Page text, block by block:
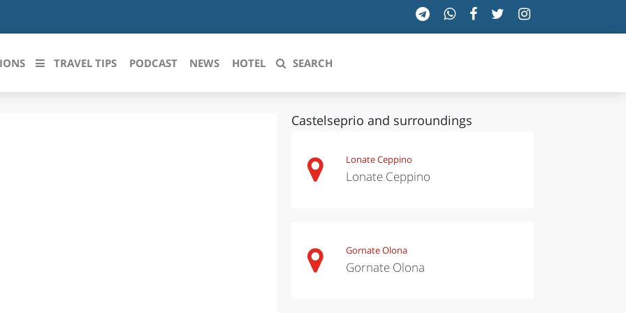
TOSCANA
VALLE D'AOSTA
TRAVEL TIPS PODCAST NEWS HOTEL SEARCH
Castelseprio and surroundings
Lonate Ceppino
Lonate Ceppino
Gornate Olona
Gornate Olona